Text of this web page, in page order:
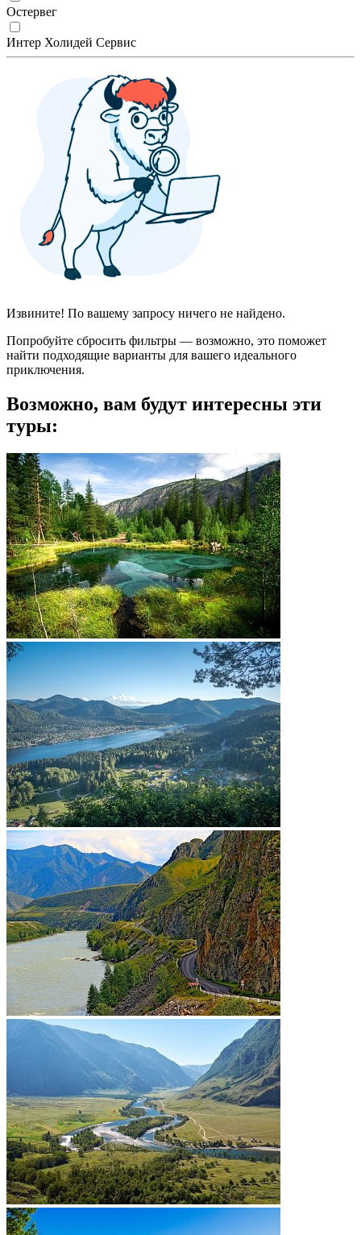
Остервег
Интер Холидей Сервис
Извините! По вашему запросу ничего не найдено.
Попробуйте сбросить фильтры — возможно, это поможет
найти подходящие варианты для вашего идеального
приключения.
Возможно, вам будут интересны эти
туры: